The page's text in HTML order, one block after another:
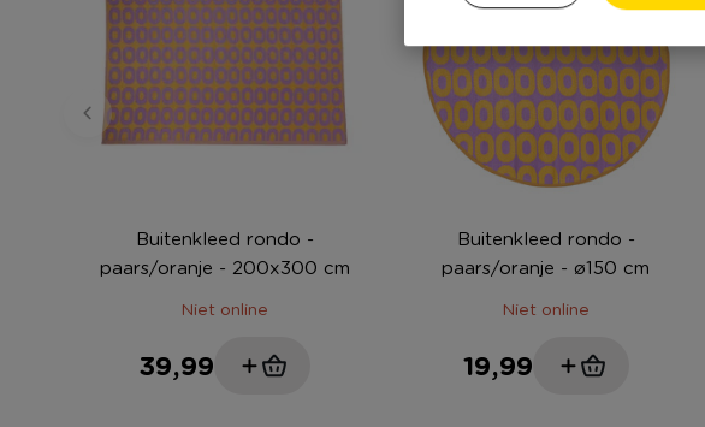
Buitenkleed rondo -
paars/oranje - 200x300 cm
Niet online
39,99
Buitenkleed rondo -
paars/oranje - ø150 cm
Niet online
19,99